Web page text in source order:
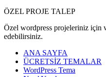
ÖZEL PROJE TALEP
Özel wordpress projeleriniz için
edebilirsiniz.
ANA SAYFA
ÜCRETSİZ TEMALAR
WordPress Tema